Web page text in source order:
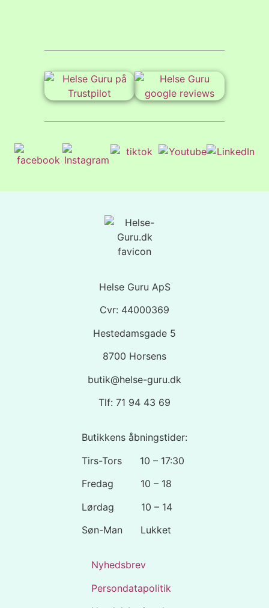
Helse Guru ApS
Cvr: 44000369
Hestedamsgade 5
8700 Horsens
butik@helse-guru.dk
Tlf: 71 94 43 69
Butikkens åbningstider:
Tirs-Tors 10 – 17:30
Fredag 10 – 18
Lørdag 10 – 14
Søn-Man Lukket
Nyhedsbrev
Persondatapolitik